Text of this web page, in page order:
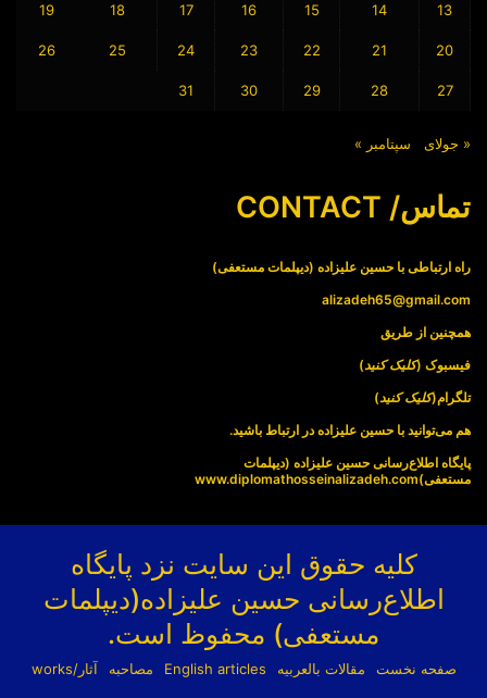
13
14
15
16
17
18
19
20
21
22
23
24
25
26
27
28
29
30
31
« جولای سپتامبر »
تماس/ CONTACT
راه ارتباطی با حسین علیزاده (دیپلمات مستعفی)
alizadeh65@gmail.com
همچنین از طریق
فیسبوک (کلیک کنید)
تلگرام(کلیک کنید)
هم می‌توانید با حسین علیزاده در ارتباط باشید.
پایگاه اطلاع‌رسانی حسین علیزاده (دیپلمات
مستعفی)www.diplomathosseinalizadeh.com
کلیه حقوق این سایت نزد پایگاه
اطلاع‌رسانی حسین علیزاده(دیپلمات
مستعفی) محفوظ است.
صفحه نخست مقالات بالعربیه English articles مصاحبه
آثار/works